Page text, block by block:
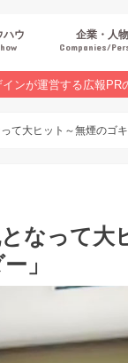
ハウ
ルUP
ービスPR
PR
ド
PR
ム
ンセミナーレポート
企業・人
Companies/
ンが運営する広報
て大ヒット～無煙のゴ
なって大
」